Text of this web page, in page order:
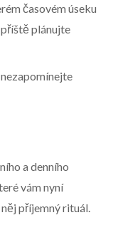
časovém úseku
plánujte
a denního
vám nyní
příjemný rituál.